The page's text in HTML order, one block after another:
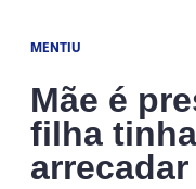
MENTIU
Mãe é
filha